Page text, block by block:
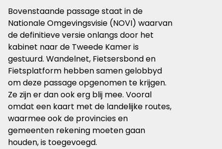
Bovenstaande passage staat in de
Nationale Omgevingsvisie (NOVI) waarvan
de definitieve versie onlangs door het
kabinet naar de Tweede Kamer is
gestuurd. Wandelnet, Fietsersbond en
Fietsplatform hebben samen gelobbyd
om deze passage opgenomen te krijgen.
Ze zijn er dan ook erg blij mee. Vooral
omdat een kaart met de landelijke routes,
waarmee ook de provincies en
gemeenten rekening moeten gaan
houden, is toegevoegd.